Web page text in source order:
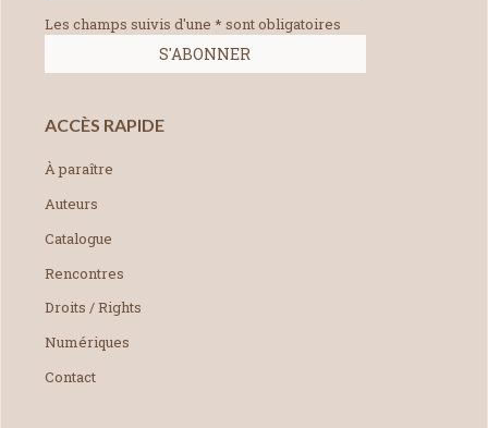
Les champs suivis d'une * sont obligatoires
ACCÈS RAPIDE
À paraître
Auteurs
Catalogue
Rencontres
Droits / Rights
Numériques
Contact